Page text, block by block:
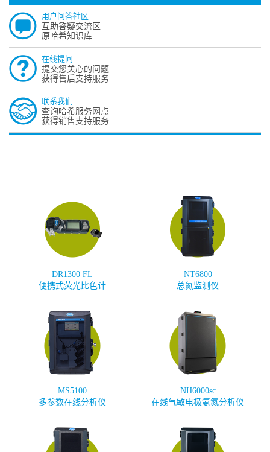
用户问答社区
互助答疑交流区
原哈希知识库
在线提问
提交您关心的问题
获得售后支持服务
联系我们
查询哈希服务网点
获得销售支持服务
DR1300 FL
便携式荧光比色计
NT6800
总氮监测仪
MS5100
多参数在线分析仪
NH6000sc
在线气敏电极氨氮分析仪